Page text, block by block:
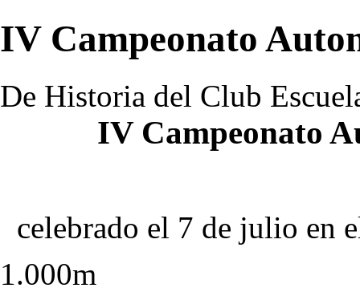
IV Campeonato
De Historia del Club
IV Campeonato
celebrado el 7 de julio en
1.000m